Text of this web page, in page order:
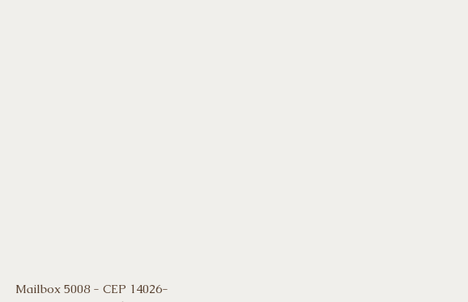
Mailbox 5008 - CEP 14026-